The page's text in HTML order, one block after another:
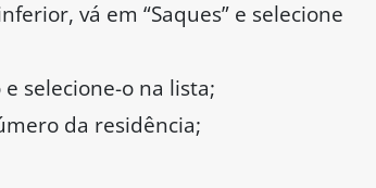
vá em “Saques” e selecione
selecione-o na lista;
da residência;